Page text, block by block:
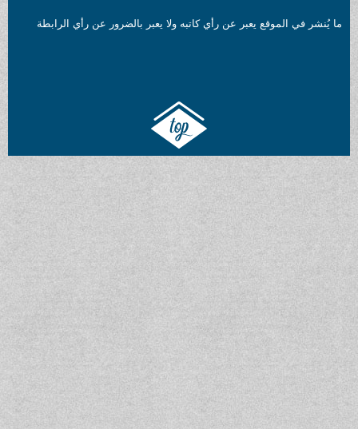
ما يُنشر في الموقع يعبر عن رأي كاتبه ولا يعبر بالضرور عن رأي الرابطة